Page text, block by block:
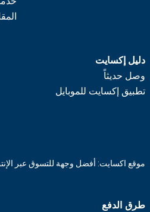
دليل إكسايت
وصل حديثاً
تطبيق إكسايت للموبايل
موقع اكسايت: أفضل وجهة للتسوق عبر
طرق الدفع